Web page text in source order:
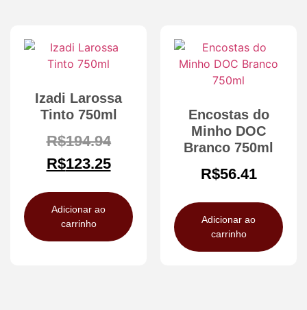
Izadi Larossa
Tinto 750ml
R$194.94
R$123.25
Adicionar ao
carrinho
Encostas do
Minho DOC
Branco 750ml
R$56.41
Adicionar ao
carrinho